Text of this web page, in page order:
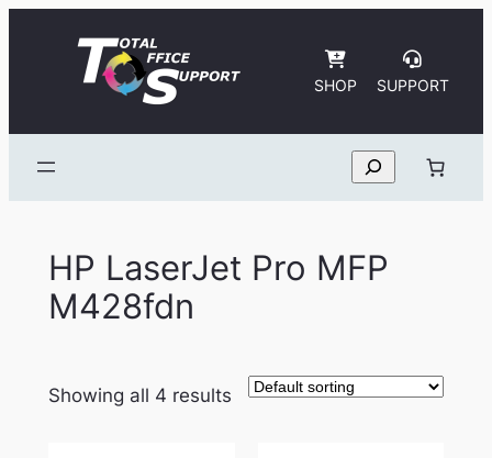
SHOP SUPPORT
Search
HP LaserJet Pro MFP
M428fdn
Showing all 4 results